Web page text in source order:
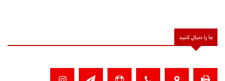
ما را دنبال کنید